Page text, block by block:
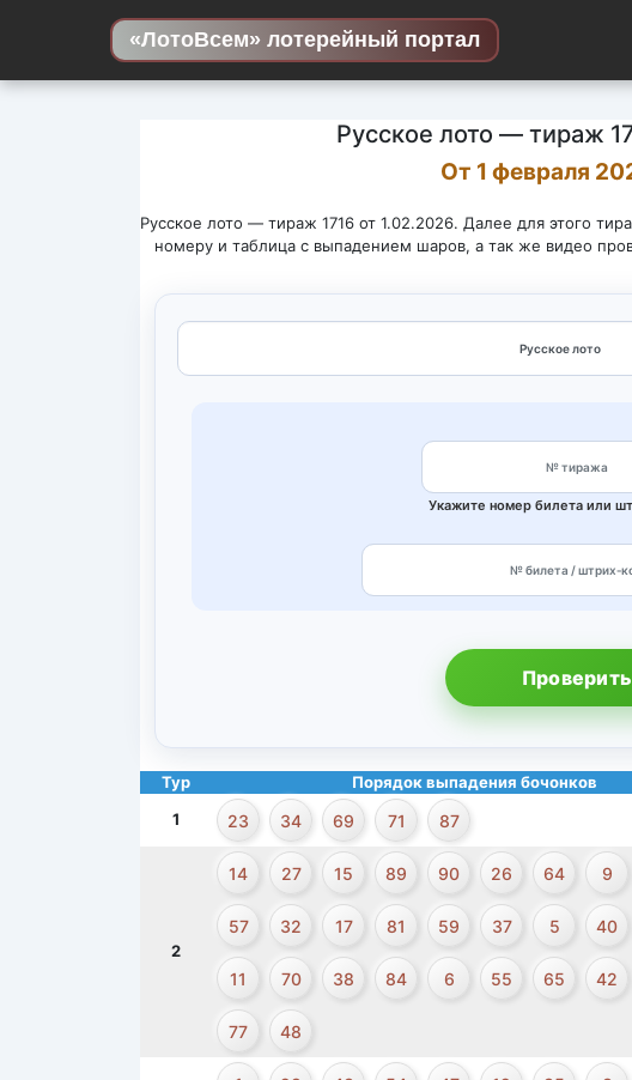
«ЛотоВсем» лотерейный портал
Русское лото — тираж
От 1 февраля
Русское лото — тираж 1716 от 1.02.2026. Далее для этого
номеру и таблица с выпадением шаров, а так же видео
Укажите номер билета или
Проверить
Тур Порядок выпадения бочонков
1 23 34 69 71 87
2
14 27 15 89 90 26 64 9
57 32 17 81 59 37 5 40
11 70 38 84 6 55 65 42
77 48